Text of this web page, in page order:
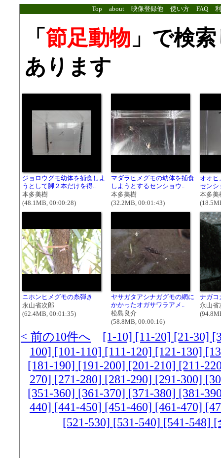
Top about 映像登録他 使い方 FAQ
「 節足動物 」で検
あります
ジョロウグモ幼体を捕食しよ
うとして脚２本だけを得..
本多美樹
(48.1MB, 00:00:28)
マダラヒメグモの幼体を捕食
しようとするセンショウ..
本多美樹
(32.2MB, 00:01:43)
オオヒ
センシ
本多美
ニホンヒメグモの糸弾き
永山省次郎
(62.4MB, 00:01:35)
ヤサガタアシナガグモの網に
かかったオガサワラアメ..
松島良介
(58.8MB, 00:00:16)
ナガコ
永山省
< 前の10件へ [1-10] [11-20] [21-30]
100] [101-110] [111-120] [121-130]
[181-190] [191-200] [201-210] [211-
270] [271-280] [281-290] [291-300]
[351-360] [361-370] [371-380] [381-
440] [441-450] [451-460] [461-470]
[521-530] [531-540] [541-548] [